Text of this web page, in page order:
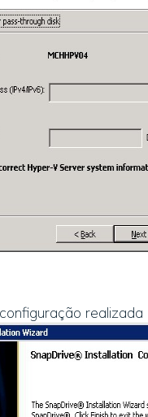
realizada